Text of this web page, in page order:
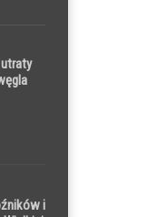
i